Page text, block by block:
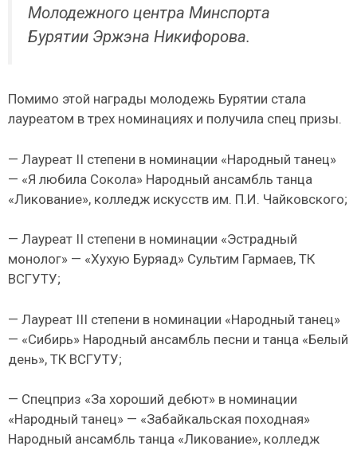
Молодежного центра Минспорта
Бурятии Эржэна Никифорова.
Помимо этой награды молодежь Бурятии стала
лауреатом в трех номинациях и получила спец призы.
— Лауреат II степени в номинации «Народный танец»
— «Я любила Сокола» Народный ансамбль танца
«Ликование», колледж искусств им. П.И. Чайковского;
— Лауреат II степени в номинации «Эстрадный
монолог» — «Хухую Буряад» Сультим Гармаев, ТК
ВСГУТУ;
— Лауреат III степени в номинации «Народный танец»
— «Сибирь» Народный ансамбль песни и танца «Белый
день», ТК ВСГУТУ;
— Спецприз «За хороший дебют» в номинации
«Народный танец» — «Забайкальская походная»
Народный ансамбль танца «Ликование», колледж